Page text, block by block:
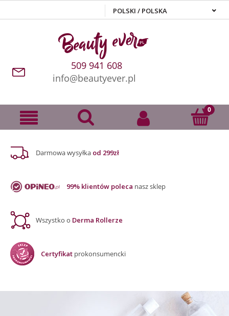
509 941 608
info@beautyever.pl
Darmowa wysyłka od 299zł
99% klientów poleca nasz sklep
Wszystko o Derma Rollerze
Certyfikat prokonsumencki